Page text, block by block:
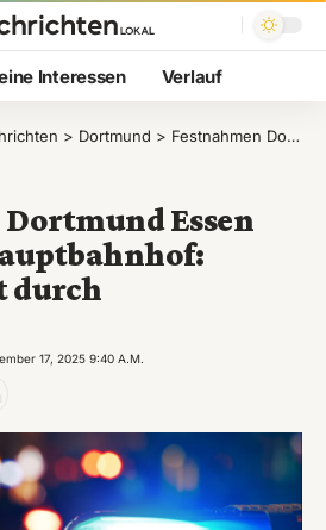
Interessen Verlauf
> Dortmund > Festnahmen Dortmund Essen Flughafen Hauptbahnhof: Polizei greift durch
Essen
durch
17, 2025 9:40 A.m.